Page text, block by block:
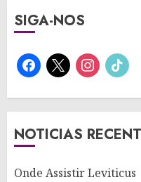
SIGA-NOS
facebook
x instagram
tiktok
NOTICIAS
Onde Assistir Leviticus